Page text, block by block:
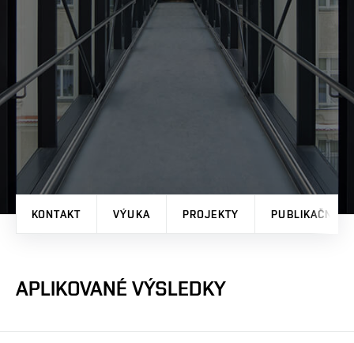
KONTAKT VÝUKA PROJEKTY PUBLIKAČNÍ
APLIKOVANÉ VÝSLEDKY